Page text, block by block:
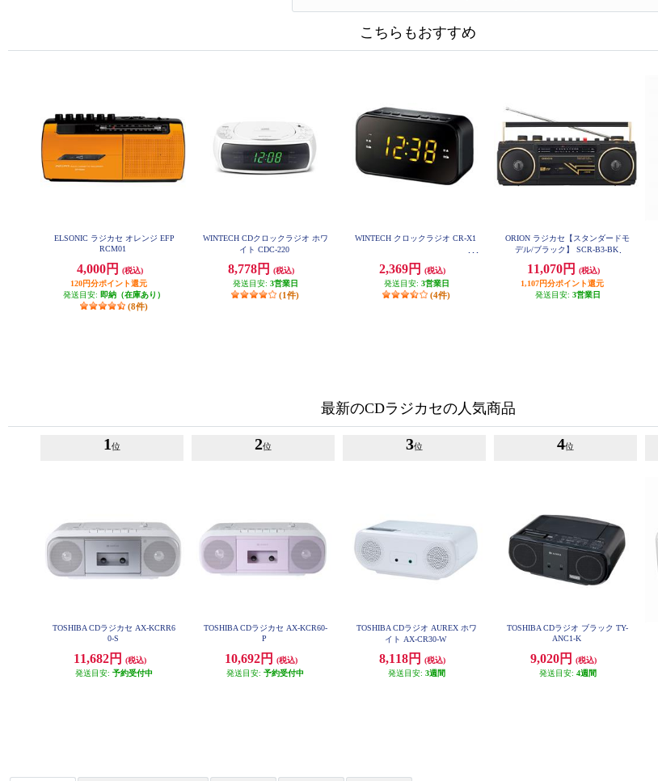
こちらもおすすめ
ELSONIC ラジカセ オレンジ EFP
RCM01
4,000円
(税込)
120円分ポイント還元
発送目安: 即納（在庫あり）
(8件)
WINTECH CDクロックラジオ ホワ
イト CDC-220
8,778円
(税込)
発送目安: 3営業日
(1件)
WINTECH クロックラジオ CR-X1
2,369円
(税込)
発送目安: 3営業日
(4件)
ORION ラジカセ【スタンダードモ
デル/ブラック】 SCR-B3-BK
11,070円
(税込)
1,107円分ポイント還元
発送目安: 3営業日
最新のCDラジカセの人気商品
1 位
TOSHIBA CDラジカセ AX-KCRR6
0-S
11,682円
(税込)
発送目安: 予約受付中
2位
TOSHIBA CDラジカセ AX-KCR60-
P
10,692円
(税込)
発送目安: 予約受付中
3位
TOSHIBA CDラジオ AUREX ホワ
イト AX-CR30-W
8,118円
(税込)
発送目安: 3週間
4位
TOSHIBA CDラジオ ブラック TY-
ANC1-K
9,020円
(税込)
発送目安: 4週間